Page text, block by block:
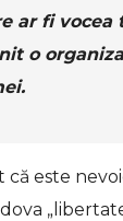
ar fi vocea
o
că este